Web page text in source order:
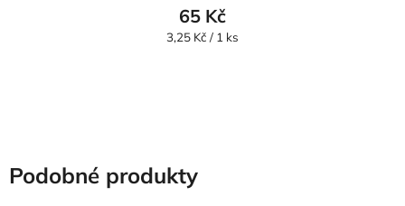
65 Kč
Měrná
3,25 Kč / 1 ks
Podobné produkty